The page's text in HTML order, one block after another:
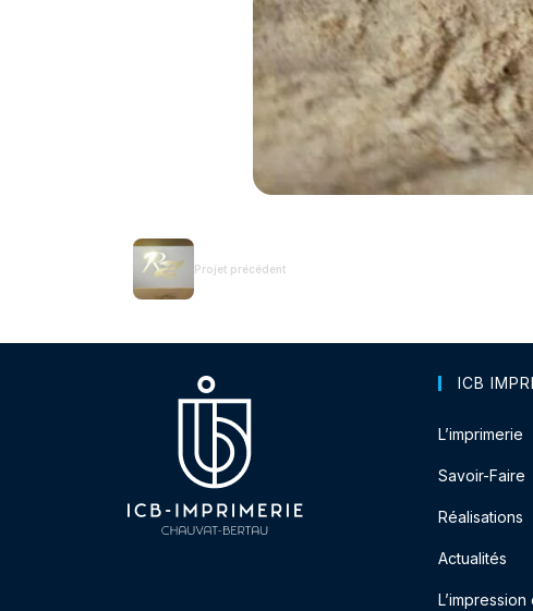
Projet précédent
ICB
L’imprimerie
Savoir-Faire
Réalisations
Actualités